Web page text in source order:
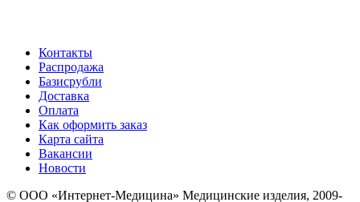
Контакты
Распродажа
Базисрубли
Доставка
Оплата
Как оформить заказ
Карта сайта
Вакансии
Новости
© ООО «Интернет-Медицина» Медицинские изделия, 2009-